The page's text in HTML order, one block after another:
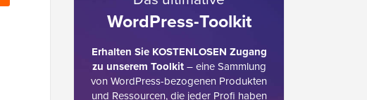
WordPress-Toolkit
Erhalten Sie KOSTENLOSEN Zugang
zu unserem Toolkit– eine Sammlung
von WordPress-bezogenen Produkten
und Ressourcen, die jeder Profi haben